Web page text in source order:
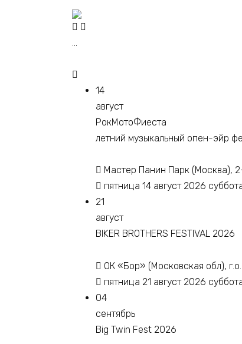
...
14
август
РокМотоФиеста
летний музыкальный опен-эйр
Мастер Панин Парк (Москва),
пятница 14 август 2026
21
август
BIKER BROTHERS FESTIVAL 2026
ОК «Бор» (Московская обл),
пятница 21 август 2026
04
сентябрь
Big Twin Fest 2026